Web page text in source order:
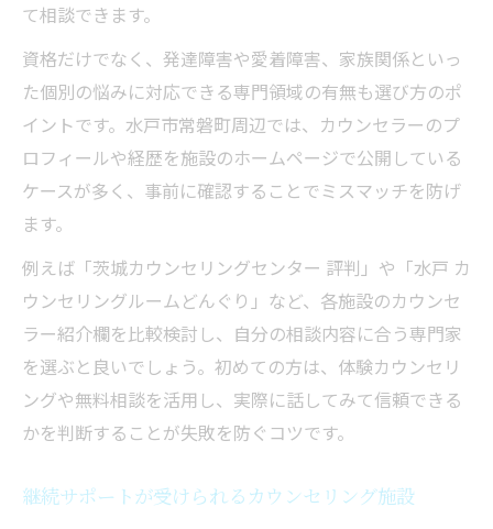
て相談できます。
資格だけでなく、発達障害や愛着障害、家族関係といっ
た個別の悩みに対応できる専門領域の有無も選び方のポ
イントです。水戸市常磐町周辺では、カウンセラーのプ
ロフィールや経歴を施設のホームページで公開している
ケースが多く、事前に確認することでミスマッチを防げ
ます。
例えば「茨城カウンセリングセンター 評判」や「水戸 カ
ウンセリングルームどんぐり」など、各施設のカウンセ
ラー紹介欄を比較検討し、自分の相談内容に合う専門家
を選ぶと良いでしょう。初めての方は、体験カウンセリ
ングや無料相談を活用し、実際に話してみて信頼できる
かを判断することが失敗を防ぐコツです。
継続サポートが受けられるカウンセリング施設